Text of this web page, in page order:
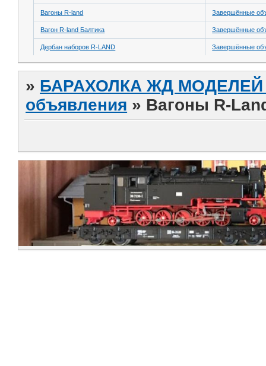
Вагоны R-land Завершённые
Вагон R-land Балтика Завершённые
Дербан наборов R-LAND Завершённые
» БАРАХОЛКА ЖД МОДЕЛЕЙ
объявления » Вагоны R-